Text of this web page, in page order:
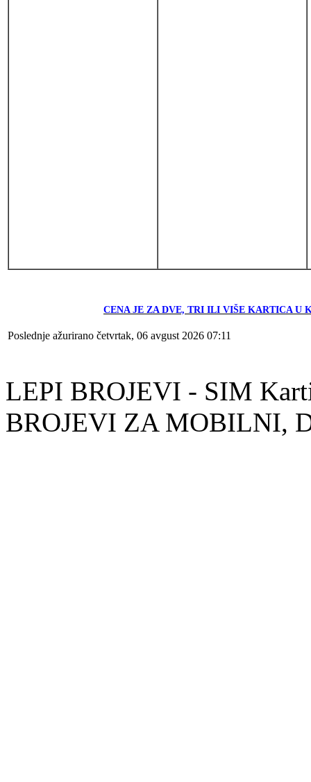
CENA JE ZA DVE, TRI ILI VIŠE KARTICA U
Poslednje ažurirano četvrtak, 06 avgust 2026 07:11
LEPI BROJEVI - SIM
BROJEVI ZA MOBILNI,